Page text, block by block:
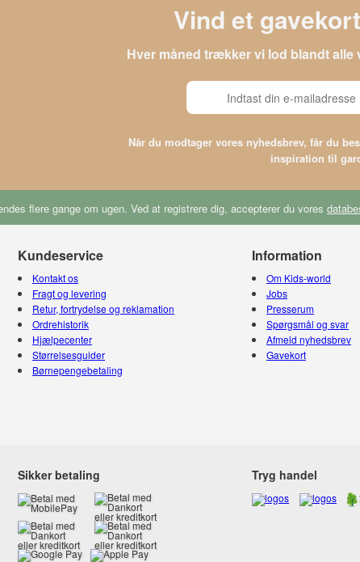
Vind et
Hver måned trækker vi lod blandt
Når du modtager vores nyhedsbrev, får du
inspiration til
flere gange om ugen. Ved at registrere dig, accepterer du vores
Kundeservice
Kontakt os
Fragt og levering
Retur, fortrydelse og reklamation
Ordrehistorik
Hjælpecenter
Størrelsesguider
Børnepengebetaling
Information
Om Kids-world
Jobs
Presserum
Spørgsmål og svar
Afmeld nyhedsbrev
Gavekort
Sikker betaling Tryg handel